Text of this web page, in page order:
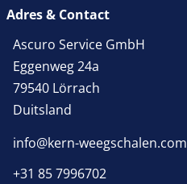
Adres & Contact
Ascuro Service GmbH
Eggenweg 24a
79540 Lörrach
Duitsland
info@kern-weegschalen.com
+31 85 7996702